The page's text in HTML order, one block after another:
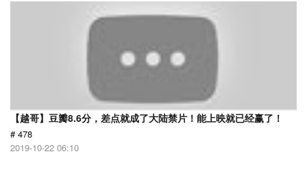
【越哥】豆瓣8.6分，差点就成了大陆禁片！能上映就已经赢了！
# 478
2019-10-22 06:10